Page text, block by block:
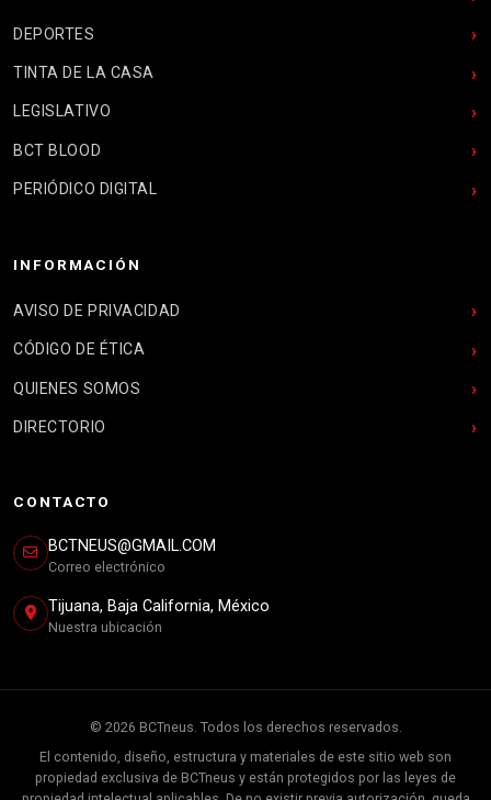
DEPORTES
TINTA DE LA CASA
LEGISLATIVO
BCT BLOOD
PERIÓDICO DIGITAL
INFORMACIÓN
AVISO DE PRIVACIDAD
CÓDIGO DE ÉTICA
QUIENES SOMOS
DIRECTORIO
CONTACTO
BCTNEUS@GMAIL.COM
Correo electrónico
Tijuana, Baja California, México
Nuestra ubicación
© 2026 BCTneus. Todos los derechos reservados.
El contenido, diseño, estructura y materiales de este sitio web son
propiedad exclusiva de BCTneus y están protegidos por las leyes de